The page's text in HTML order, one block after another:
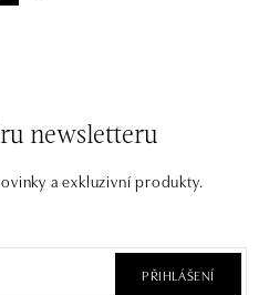
newsletteru
a exkluzivní produkty.
PŘIHLÁŠENÍ